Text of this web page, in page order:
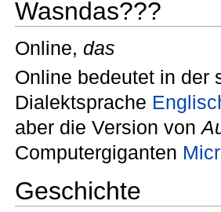
Wasndas???
Online, das
Online bedeutet in der
Dialektsprache
aber die Version von
Computergiganten
Geschichte